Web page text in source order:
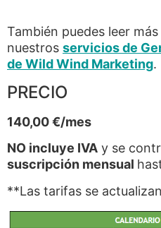
También puedes leer
nuestros servicios de
de Wild Wind Marketing.
PRECIO
140,00 €/mes
NO incluye IVA y se
suscripción mensual
**Las tarifas se